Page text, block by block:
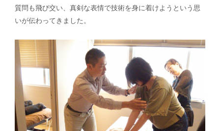
質問も飛び交い、真剣な表情で技術を身に着けようという思
いが伝わってきました。